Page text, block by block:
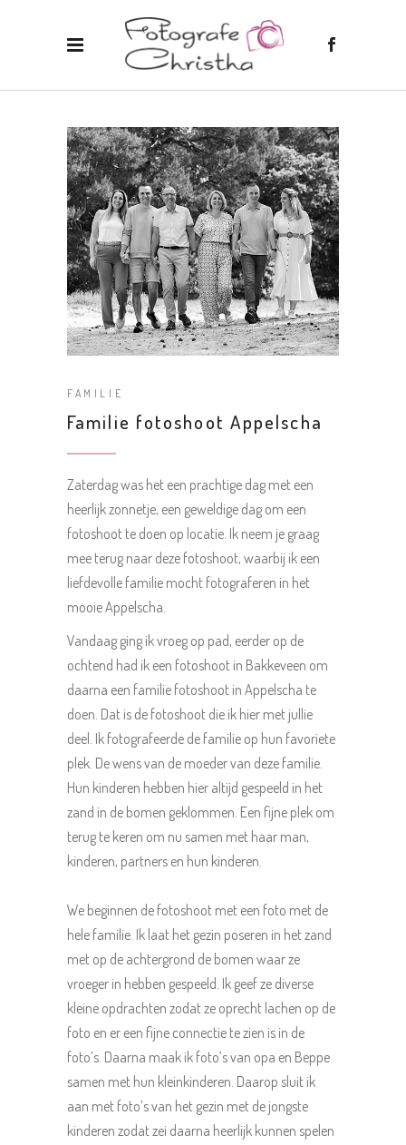
FAMILIE
Familie fotoshoot Appelscha
Zaterdag was het een prachtige dag met een
heerlijk zonnetje, een geweldige dag om een
fotoshoot te doen op locatie. Ik neem je graag
mee terug naar deze fotoshoot, waarbij ik een
liefdevolle familie mocht fotograferen in het
mooie Appelscha.
Vandaag ging ik vroeg op pad, eerder op de
ochtend had ik een fotoshoot in Bakkeveen om
daarna een familie fotoshoot in Appelscha te
doen. Dat is de fotoshoot die ik hier met jullie
deel. Ik fotografeerde de familie op hun favoriete
plek. De wens van de moeder van deze familie.
Hun kinderen hebben hier altijd gespeeld in het
zand in de bomen geklommen. Een fijne plek om
terug te keren om nu samen met haar man,
kinderen, partners en hun kinderen.
We beginnen de fotoshoot met een foto met de
hele familie. Ik laat het gezin poseren in het zand
met op de achtergrond de bomen waar ze
vroeger in hebben gespeeld. Ik geef ze diverse
kleine opdrachten zodat ze oprecht lachen op de
foto en er een fijne connectie te zien is in de
foto’s. Daarna maak ik foto’s van opa en Beppe
samen met hun kleinkinderen. Daarop sluit ik
aan met foto’s van het gezin met de jongste
kinderen zodat zei daarna heerlijk kunnen spelen